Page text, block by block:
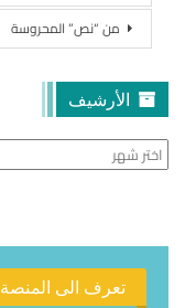
من “نص” المحروسة
الأرشيف
الأرشيف
تعرف الى المنصة